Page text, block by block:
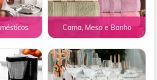
Cama, Mesa e Banho